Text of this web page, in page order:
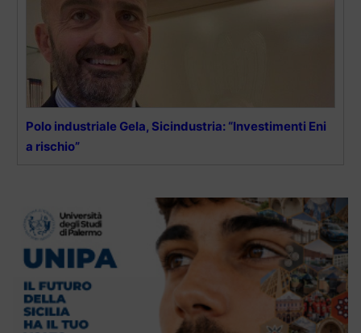
Polo industriale Gela, Sicindustria: “Investimenti Eni
a rischio”